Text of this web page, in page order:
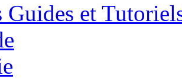
Guides et